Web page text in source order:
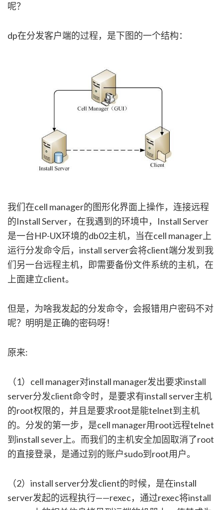
呢？
dp在分发客户端的过程，是下图的一个结构：
我们在cell manager的图形化界面上操作，连接远程
的Install Server，在我遇到的环境中，Install Server
是一台HP-UX环境的db02主机，当在cell manager上
运行分发命令后，install server会将client端分发到我
们另一台远程主机，即需要备份文件系统的主机，在
上面建立client。
但是，为啥我发起的分发命令，会报错用户密码不对
呢？明明是正确的密码呀！
原来:
（1）cell manager对install manager发出要求install
server分发client命令时，是要求有install server主机
的root权限的，并且是要求root是能telnet到主机
的。分发的第一步，是cell manager用root远程telnet
到install sever上。而我们的主机安全加固取消了root
的直接登录，是通过别的账户sudo到root用户。
（2）install server分发client的时候，是在install
server发起的远程执行——rexec，通过rexec将install